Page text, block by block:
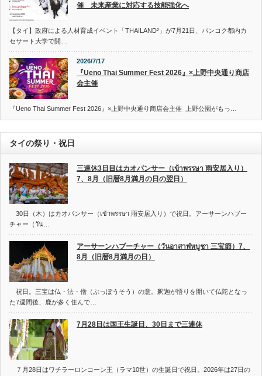
催 未来産業に対応する技能強化へ
【タイ】政府による人材育成イベント「THAILAND²」が7月21日、バンコク都内カ
セサート大学で開…
2026/7/17
『Ueno Thai Summer Fest 2026』×上野中央通り商店
会主催
『Ueno Thai Summer Fest 2026』×上野中央通り商店会主催 上野公園がもっ…
タイの祭り・祝日
三連休3日目はカオパンサー（เข้าพรรษา 雨安居入り）
7、8月（旧暦8月満月の日の翌日）
30日（木）はカオパンサー（เข้าพรรษา 雨安居入り）で祝日。アーサーンハブー
チャー（วัน…
アーサーンハブーチャー（วันอาสาฬหบูชา 三宝節）7、
8月（旧暦8月満月の日）
祝日。三宝は仏・法・僧（ぶっぽうそう）の意。釈迦が悟りを開いて仏陀となっ
た7週間後、鹿が多く住んで…
7月28日は国王生誕日、30日まで三連休
７月28日はワチラーロンコーン王（ラマ10世）の生誕日で祝日。2026年は27日の